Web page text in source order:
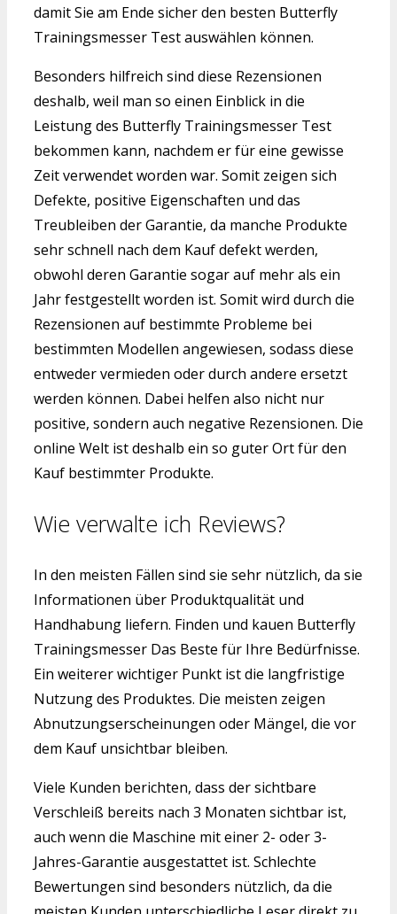
damit Sie am Ende sicher den besten Butterfly
Trainingsmesser Test auswählen können.
Besonders hilfreich sind diese Rezensionen
deshalb, weil man so einen Einblick in die
Leistung des Butterfly Trainingsmesser Test
bekommen kann, nachdem er für eine gewisse
Zeit verwendet worden war. Somit zeigen sich
Defekte, positive Eigenschaften und das
Treubleiben der Garantie, da manche Produkte
sehr schnell nach dem Kauf defekt werden,
obwohl deren Garantie sogar auf mehr als ein
Jahr festgestellt worden ist. Somit wird durch die
Rezensionen auf bestimmte Probleme bei
bestimmten Modellen angewiesen, sodass diese
entweder vermieden oder durch andere ersetzt
werden können. Dabei helfen also nicht nur
positive, sondern auch negative Rezensionen. Die
online Welt ist deshalb ein so guter Ort für den
Kauf bestimmter Produkte.
Wie verwalte ich Reviews?
In den meisten Fällen sind sie sehr nützlich, da sie
Informationen über Produktqualität und
Handhabung liefern. Finden und kauen Butterfly
Trainingsmesser Das Beste für Ihre Bedürfnisse.
Ein weiterer wichtiger Punkt ist die langfristige
Nutzung des Produktes. Die meisten zeigen
Abnutzungserscheinungen oder Mängel, die vor
dem Kauf unsichtbar bleiben.
Viele Kunden berichten, dass der sichtbare
Verschleiß bereits nach 3 Monaten sichtbar ist,
auch wenn die Maschine mit einer 2- oder 3-
Jahres-Garantie ausgestattet ist. Schlechte
Bewertungen sind besonders nützlich, da die